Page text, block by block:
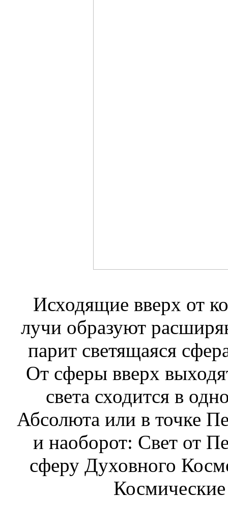
Исходящие вверх от
лучи образуют
парит светящаяся
От сферы вверх
света сходится в
Абсолюта или в точке
и наоборот: Свет от
сферу Духовного